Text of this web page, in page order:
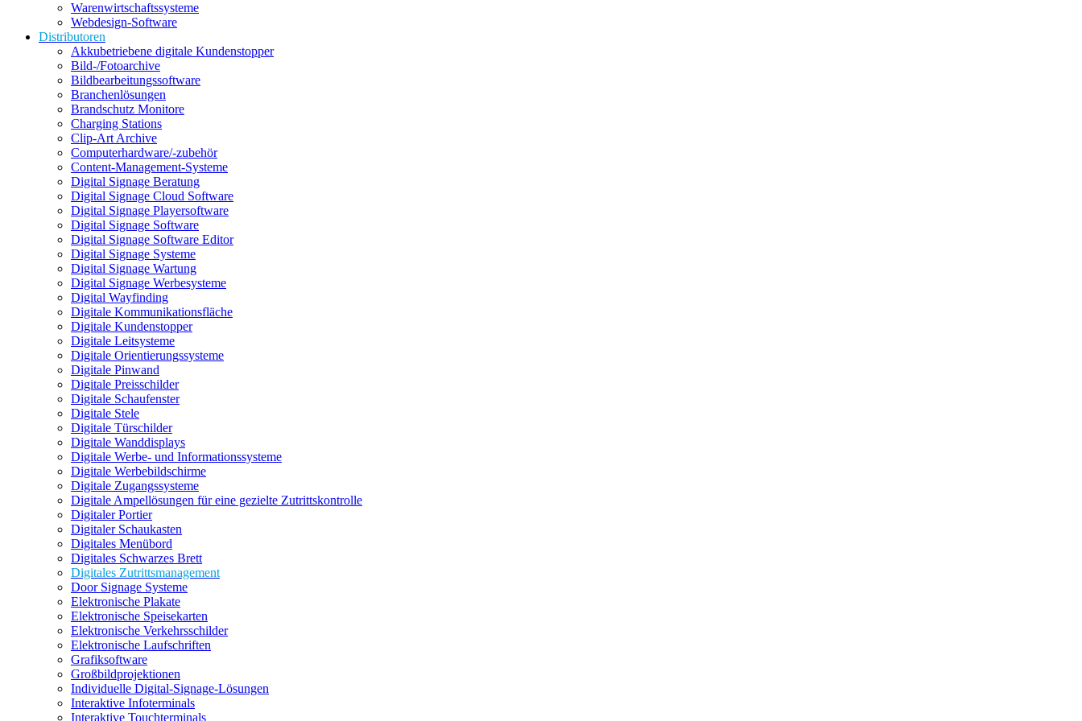
Warenwirtschaftssysteme
Webdesign-Software
Distributoren
Akkubetriebene digitale Kundenstopper
Bild-/Fotoarchive
Bildbearbeitungssoftware
Branchenlösungen
Brandschutz Monitore
Charging Stations
Clip-Art Archive
Computerhardware/-zubehör
Content-Management-Systeme
Digital Signage Beratung
Digital Signage Cloud Software
Digital Signage Playersoftware
Digital Signage Software
Digital Signage Software Editor
Digital Signage Systeme
Digital Signage Wartung
Digital Signage Werbesysteme
Digital Wayfinding
Digitale Kommunikationsfläche
Digitale Kundenstopper
Digitale Leitsysteme
Digitale Orientierungssysteme
Digitale Pinwand
Digitale Preisschilder
Digitale Schaufenster
Digitale Stele
Digitale Türschilder
Digitale Wanddisplays
Digitale Werbe- und Informationssysteme
Digitale Werbebildschirme
Digitale Zugangssysteme
Digitale Ampellösungen für eine gezielte Zutrittskontrolle
Digitaler Portier
Digitaler Schaukasten
Digitales Menübord
Digitales Schwarzes Brett
Digitales Zutrittsmanagement
Door Signage Systeme
Elektronische Plakate
Elektronische Speisekarten
Elektronische Verkehrsschilder
Elektronische Laufschriften
Grafiksoftware
Großbildprojektionen
Individuelle Digital-Signage-Lösungen
Interaktive Infoterminals
Interaktive Touchterminals